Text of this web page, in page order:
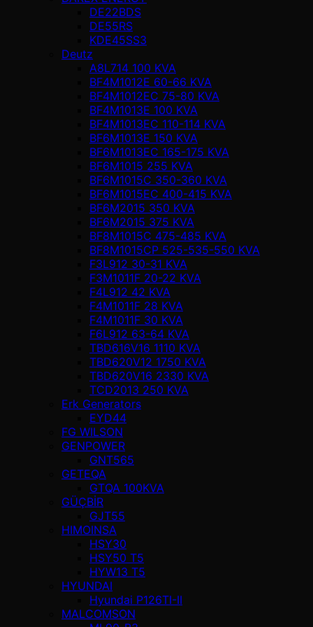
DE22BDS
DE55RS
KDE45SS3
Deutz
A8L714 100 KVA
BF4M1012E 60-66 KVA
BF4M1012EC 75-80 KVA
BF4M1013E 100 KVA
BF4M1013EC 110-114 KVA
BF6M1013E 150 KVA
BF6M1013EC 165-175 KVA
BF6M1015 255 KVA
BF6M1015C 350-360 KVA
BF6M1015EC 400-415 KVA
BF6M2015 350 KVA
BF6M2015 375 KVA
BF8M1015C 475-485 KVA
BF8M1015CP 525-535-550 KVA
F3L912 30-31 KVA
F3M1011F 20-22 KVA
F4L912 42 KVA
F4M1011F 28 KVA
F4M1011F 30 KVA
F6L912 63-64 KVA
TBD616V16 1110 KVA
TBD620V12 1750 KVA
TBD620V16 2330 KVA
TCD2013 250 KVA
Erk Generators
EYD44
FG WILSON
GENPOWER
GNT565
GETEQA
GTQA 100KVA
GÜÇBİR
GJT55
HIMOINSA
HSY30
HSY50 T5
HYW13 T5
HYUNDAI
Hyundai P126TI-II
MALCOMSON